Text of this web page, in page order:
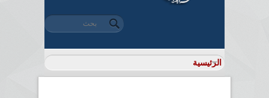
استمارة البحث
‏بحث ‏